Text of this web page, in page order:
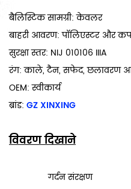
बैलिस्टिक सामग्री: केवलर
बाहरी आवरण: पॉलिएस्टर और
सुरक्षा स्तर: NIJ 010106 IIIA
रंग: काले, टैन, सफेद, छलावरण
OEM: स्वीकार्य
ब्रांड: GZ XINXING
विवरण दिखाने
गर्दन संरक्षण